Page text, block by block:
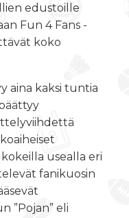
edustoille
Fun 4 Fans -
koko
aina kaksi tuntia
usealla eri
fanikuosin
”Pojan” eli